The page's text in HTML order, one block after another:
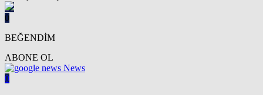
0
BEĞENDİM
ABONE OL
News
0